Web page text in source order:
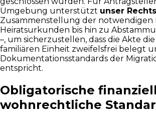
Umgebung unterstützt unser
Zusammenstellung der notwendigen
Heiratsurkunden bis hin zu
–, um sicherzustellen, dass die Akte
familiären Einheit zweifelsfrei belegt
Dokumentationsstandards der
entspricht.
Obligatorische
wohnrechtliche